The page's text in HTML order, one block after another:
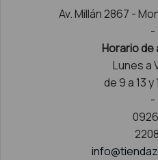
Av. Millán 2867 -
-
Horario
Lunes a
de 9 a 13 y
-